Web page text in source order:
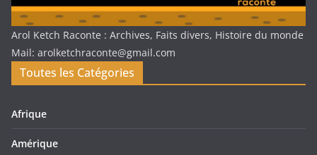
Arol Ketch Raconte : Archives, Faits divers, Histoire du monde
Mail: arolketchraconte@gmail.com
Toutes les Catégories
Afrique
Amérique